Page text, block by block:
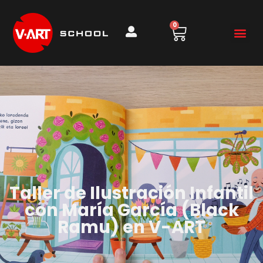
0
Taller de Ilustración Infantil
con María García (Black
Ramu) en V-ART